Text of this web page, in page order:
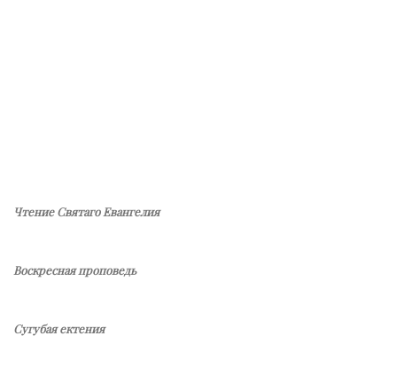
Чтение Святаго Евангелия
Воскресная проповедь
Сугубая ектения